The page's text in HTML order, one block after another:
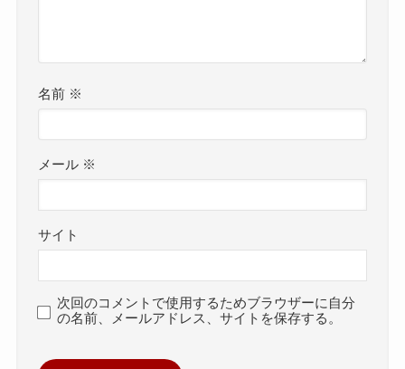
名前 ※
メール ※
サイト
次回のコメントで使用するためブラウザーに自分
の名前、メールアドレス、サイトを保存する。